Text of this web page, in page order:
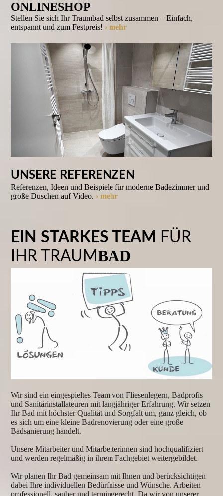
ONLINESHOP
Stellen Sie sich Ihr Traumbad selbst zusammen – Einfach,
entspannt und zum Festpreis! › mehr
UNSERE REFERENZEN
Referenzen, Ideen und Beispiele für moderne Bade­zimmer und
große Duschen auf Video. › mehr
EIN STARKES TEAM
FÜR
IHR TRAUMBAD
Wir sind ein eingespieltes Team von Fliesenlegern, Badprofis
und Sanitärinstallateuren mit langjähriger Erfahrung. Wir setzen
Ihr Bad mit höchster Qualität und Sorgfalt um, ganz gleich, ob
es sich um eine kleine Badrenovierung oder eine große
Badsanierung handelt.
Unsere Mitarbeiter und Mitarbeiterinnen sind hochqualifiziert
und werden regelmäßig in ihrem Fachgebiet weitergebildet.
Wir planen Ihr Bad gemeinsam mit Ihnen und berücksichtigen
dabei Ihre individuellen Bedürfnisse und Wünsche. Arbeiten
professionell, sauber und termingerecht. Da wir von unserer